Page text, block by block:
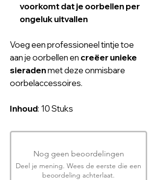
voorkomt dat je oorbellen per
ongeluk uitvallen
Voeg een professioneel tintje toe
aan je oorbellen en creëer unieke
sieradenmet deze onmisbare
oorbelaccessoires.
Inhoud: 10 Stuks
Nog geen beoordelingen
Deel je mening. Wees de eerste die een
beoordeling achterlaat.